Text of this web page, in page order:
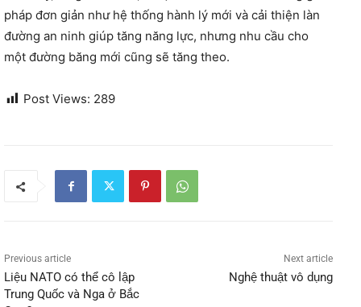
pháp đơn giản như hệ thống hành lý mới và cải thiện làn
đường an ninh giúp tăng năng lực, nhưng nhu cầu cho
một đường băng mới cũng sẽ tăng theo.
Post Views: 289
Previous article
Liệu NATO có thể cô lập
Trung Quốc và Nga ở Bắc
Next article
Nghệ thuật vô dụng